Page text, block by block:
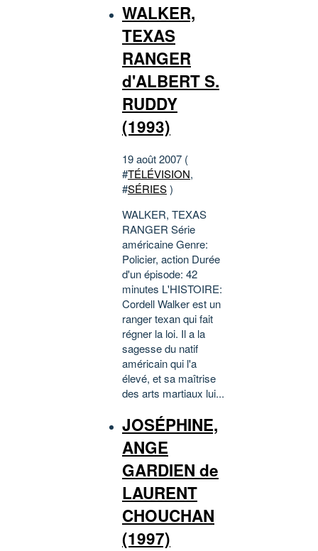
WALKER,
TEXAS
RANGER
d'ALBERT S.
RUDDY
(1993)
19 août 2007 (
#TÉLÉVISION,
#SÉRIES)
WALKER, TEXAS
RANGER Série
américaine Genre:
Policier, action Durée
d'un épisode: 42
minutes L'HISTOIRE:
Cordell Walker est un
ranger texan qui fait
régner la loi. Il a la
sagesse du natif
américain qui l'a
élevé, et sa maîtrise
des arts martiaux lui...
JOSÉPHINE,
ANGE
GARDIEN de
LAURENT
CHOUCHAN
(1997)